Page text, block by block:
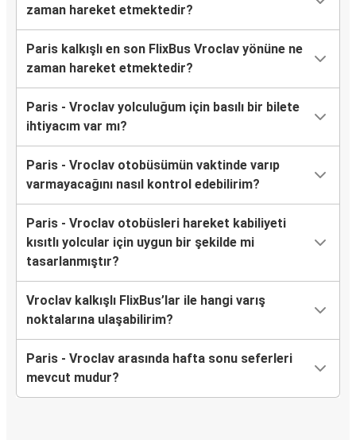
zaman hareket etmektedir?
Paris kalkışlı en son FlixBus Vroclav yönüne ne
zaman hareket etmektedir?
Paris - Vroclav yolculuğum için basılı bir bilete
ihtiyacım var mı?
Paris - Vroclav otobüsümün vaktinde varıp
varmayacağını nasıl kontrol edebilirim?
Paris - Vroclav otobüsleri hareket kabiliyeti
kısıtlı yolcular için uygun bir şekilde mi
tasarlanmıştır?
Vroclav kalkışlı FlixBus’lar ile hangi varış
noktalarına ulaşabilirim?
Paris - Vroclav arasında hafta sonu seferleri
mevcut mudur?